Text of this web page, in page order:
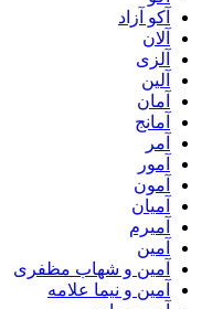
آکو آزاد
آلان
آلزی
آلین
آمان
آمانج
آمر
آمور
آمون
آمیان
آمیرم
آمین
آمین و شهاب مظفری
آمین و نیما علامه